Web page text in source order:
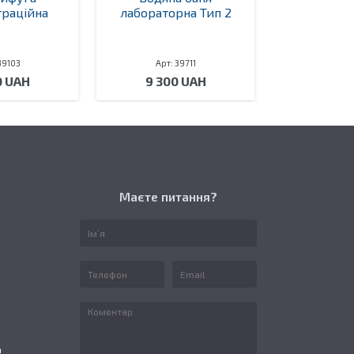
UAH
лабораторна Тип 2
Арт: 39711
9 300 UAH
Маєте питання?